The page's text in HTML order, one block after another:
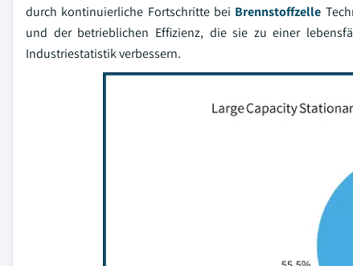
durch kontinuierliche Fortschritte bei Brennstoffzelle
und der betrieblichen Effizienz, die sie zu einer
Industriestatistik verbessern.